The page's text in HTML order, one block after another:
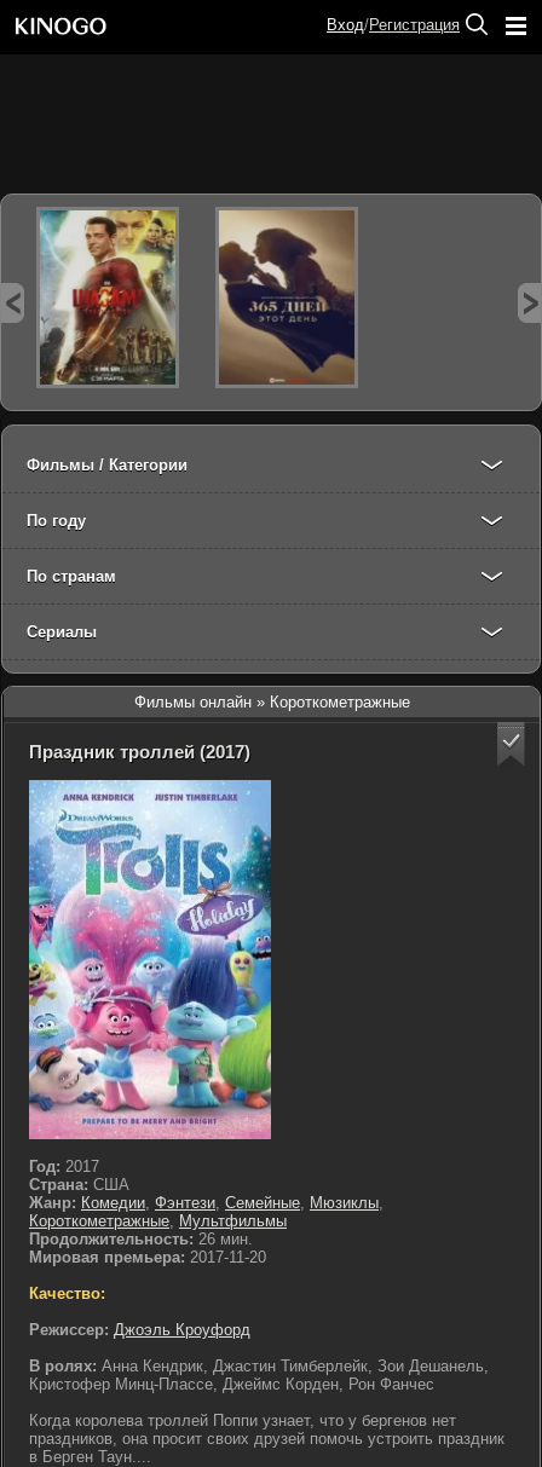
Фильмы / Категории
По году
По странам
Сериалы
Фильмы онлайн » Короткометражные
Праздник троллей (2017)
Год: 2017
Страна: США
Жанр: Комедии, Фэнтези, Семейные, Мюзиклы,
Короткометражные, Мультфильмы
Продолжительность: 26 мин.
Мировая премьера: 2017-11-20
Качество:
Режиссер: Джоэль Кроуфорд
В ролях: Анна Кендрик, Джастин Тимберлейк, Зои Дешанель,
Кристофер Минц-Плассе, Джеймс Корден, Рон Фанчес
Когда королева троллей Поппи узнает, что у бергенов нет
праздников, она просит своих друзей помочь устроить праздник
в Берген Таун....
Вход/Регистрация